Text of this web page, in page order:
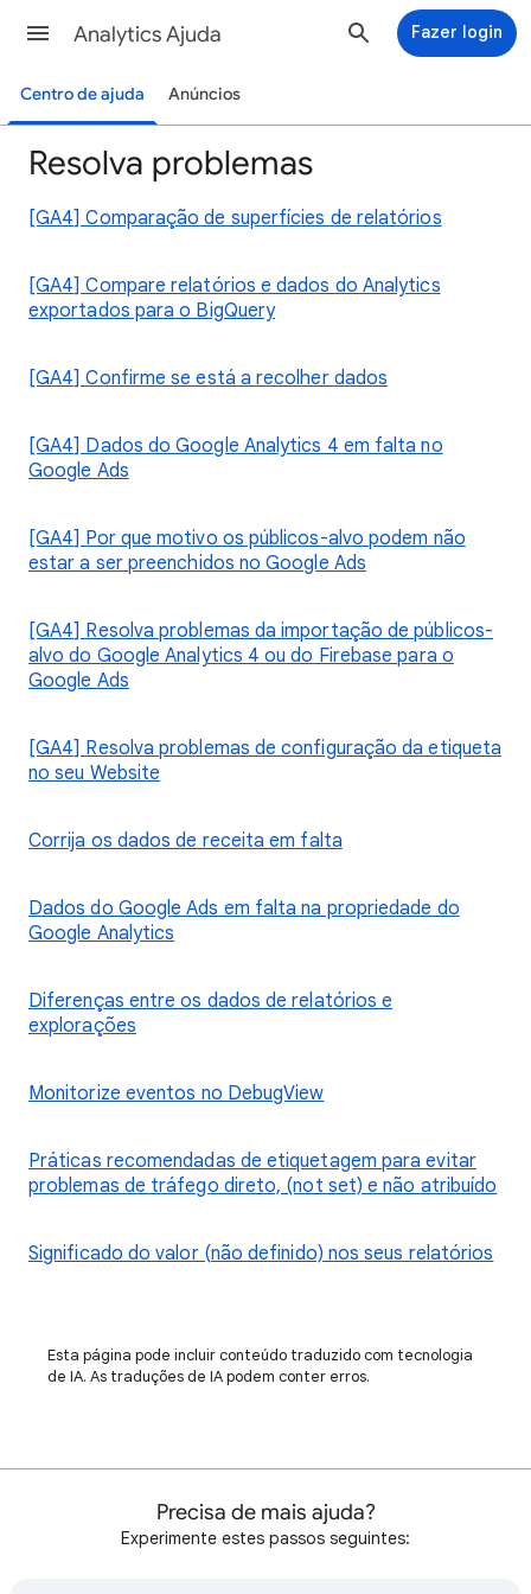
Analytics Ajuda Fazer login
Centro de ajuda Anúncios
Resolva problemas
[GA4] Comparação de superfícies de relatórios
[GA4] Compare relatórios e dados do Analytics
exportados para o BigQuery
[GA4] Confirme se está a recolher dados
[GA4] Dados do Google Analytics 4 em falta no
Google Ads
[GA4] Por que motivo os públicos-alvo podem não
estar a ser preenchidos no Google Ads
[GA4] Resolva problemas da importação de públicos-
alvo do Google Analytics 4 ou do Firebase para o
Google Ads
[GA4] Resolva problemas de configuração da etiqueta
no seu Website
Corrija os dados de receita em falta
Dados do Google Ads em falta na propriedade do
Google Analytics
Diferenças entre os dados de relatórios e
explorações
Monitorize eventos no DebugView
Práticas recomendadas de etiquetagem para evitar
problemas de tráfego direto, (not set) e não atribuído
Significado do valor (não definido) nos seus relatórios
Esta página pode incluir conteúdo traduzido com tecnologia
de IA. As traduções de IA podem conter erros.
Precisa de mais ajuda?
Experimente estes passos seguintes: